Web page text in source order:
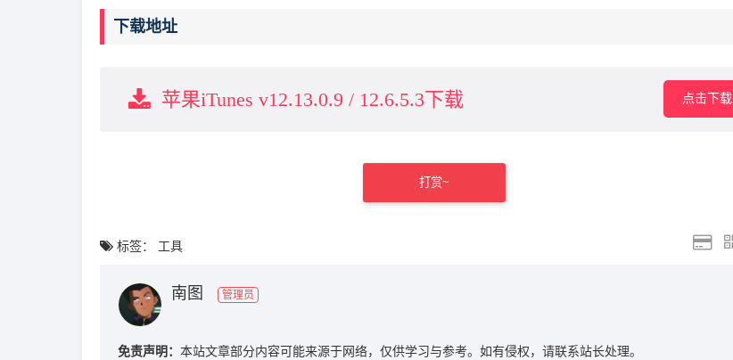
下载地址
苹果iTunes v12.13.0.9 / 12.6.5.3下载 点击下载
打赏~
标签： 工具
南图 管理员
免责声明： 本站文章部分内容可能来源于网络，仅供学习与参考。如有侵权，请联系站长处理。